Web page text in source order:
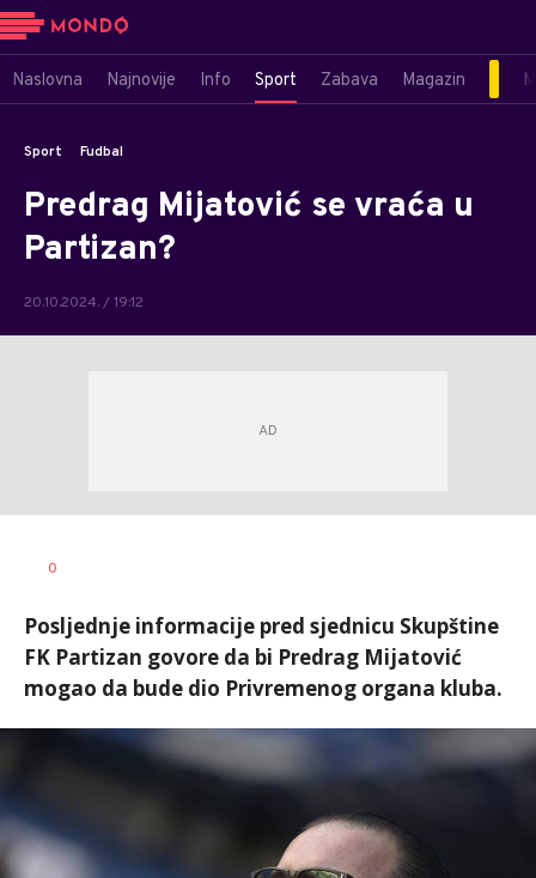
Naslovna Najnovije Info Sport Zabava Magazin
Sport Fudbal
Predrag Mijatović se vraća u
Partizan?
20.10.2024. / 19:12
0
Posljednje informacije pred sjednicu Skupštine
FK Partizan govore da bi Predrag Mijatović
mogao da bude dio Privremenog organa kluba.